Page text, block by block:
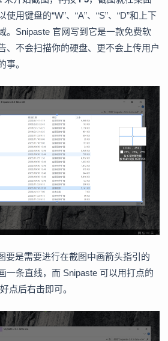
用键盘的“W”、“A”、“S”、“D”和上下
。Snipaste 官网写到它是一款免费软
、不会扫描你的硬盘、更不会上传用户
事。
要是需要进行在截图中画箭头指引的
一条直线，而 Snipaste 可以用打点的
点后右击即可。